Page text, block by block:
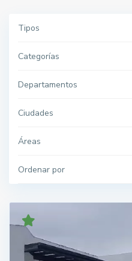
Tipos
Categorías
Departamentos
Ciudades
Áreas
Ordenar por